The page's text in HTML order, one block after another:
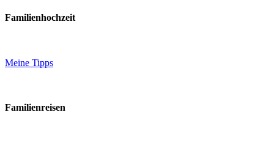
Familienhochzeit
Meine Tipps
Familienreisen